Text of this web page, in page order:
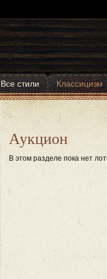
Все стили
Классицизм
Аукцион
В этом разделе пока нет